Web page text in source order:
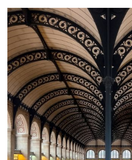
图书馆
2025全球最美图书馆Top2：澳洲
州立图书馆
2025全球最美图书馆Top1：爱尔
一学院图书馆